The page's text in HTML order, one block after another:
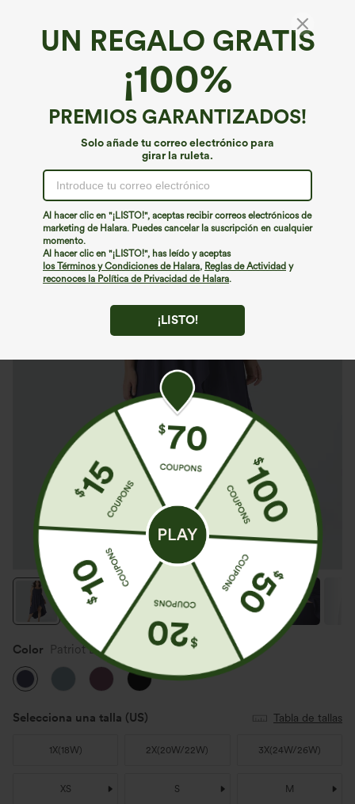
UN REGALO GRATIS
¡100%
PREMIOS GARANTIZADOS!
Solo añade tu correo electrónico para
girar la ruleta.
Al hacer clic en "¡LISTO!", aceptas recibir correos electrónicos de
marketing de Halara. Puedes cancelar la suscripción en cualquier
momento.
Al hacer clic en "¡LISTO!", has leído y aceptas
los Términos y Condiciones de Halara, Reglas de Actividad y
reconoces la Política de Privacidad de Halara.
¡LISTO!
Breezeful™*
Breezeful™ Vestido Midi sin espalda
asimétrico dobladillo cruzado 2 piezas
bolsillo lateral fluido secado rápido talla plus
206 )
€49,95 EUR
Color Patriot Blue
Selecciona una talla (US) Tabla de tallas
1X(18W) 2X(20W/22W) 3X(24W/26W)
XS S M